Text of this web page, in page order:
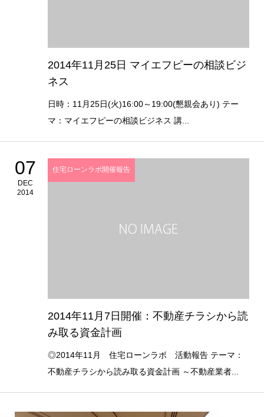
2014年11月25日 マイエフピーの相談ビジ
ネス
日時：11月25日(火)16:00～19:00(懇親会あり) テー
マ：マイエフピーの相談ビジネス 講...
07
DEC
2014
住宅ローンラボ開催報告
2014年11月7日開催：不動産チラシから読
み取る資金計画
◎2014年11月 住宅ローンラボ 活動報告 テーマ：
不動産チラシから読み取る資金計画 ～不動産業者...